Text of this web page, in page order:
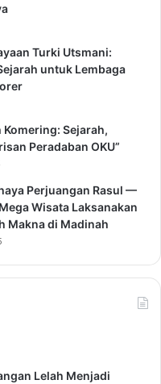
Turki Utsmani:
untuk Lembaga
Komering: Sejarah,
Peradaban OKU”
Perjuangan Rasul —
Wisata Laksanakan
Makna di Madinah
Lelah Menjadi